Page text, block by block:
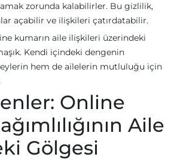
zorunda kalabilirler. Bu gizlilik,
açabilir ve ilişkileri çatırdatabilir.
kumarın aile ilişkileri üzerindeki
Kendi içindeki dengenin
hem de ailelerin mutluluğu için
Online
Aile
Gölgesi